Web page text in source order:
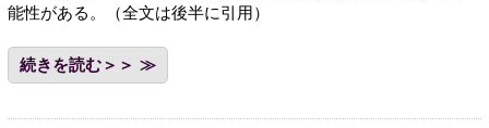
能性がある。（全文は後半に引用）
続きを読む＞＞